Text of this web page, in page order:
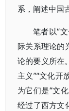
系，阐述中国
笔者以“
际关系理论的
论的要义所在
主义”“文化开
为它们是“文
经过了西方文